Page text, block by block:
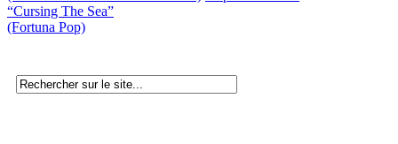
“Cursing The Sea”
(Fortuna Pop)